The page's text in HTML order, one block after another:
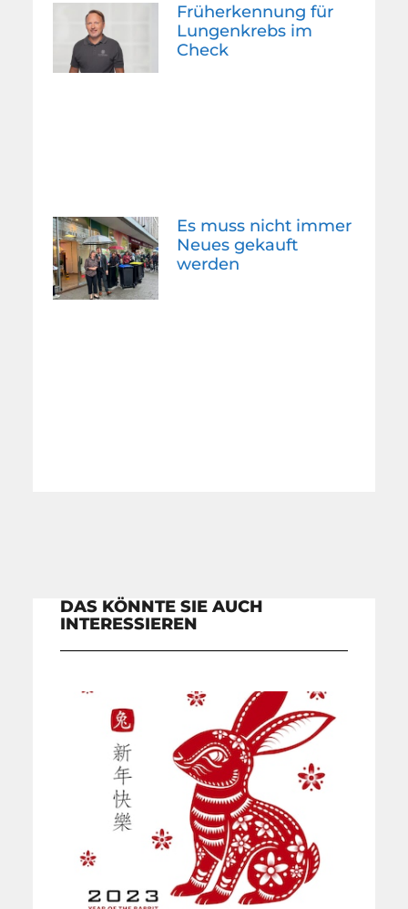
Früherkennung für
Lungenkrebs im
Check
Es muss nicht immer
Neues gekauft
werden
DAS KÖNNTE SIE AUCH
INTERESSIEREN